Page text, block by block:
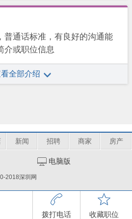
普通话标准，有良好的沟通能
介或职位信息
全部介绍
新闻 招聘 商家 房产
电脑版
2018深圳网
收藏职位
拨打电话